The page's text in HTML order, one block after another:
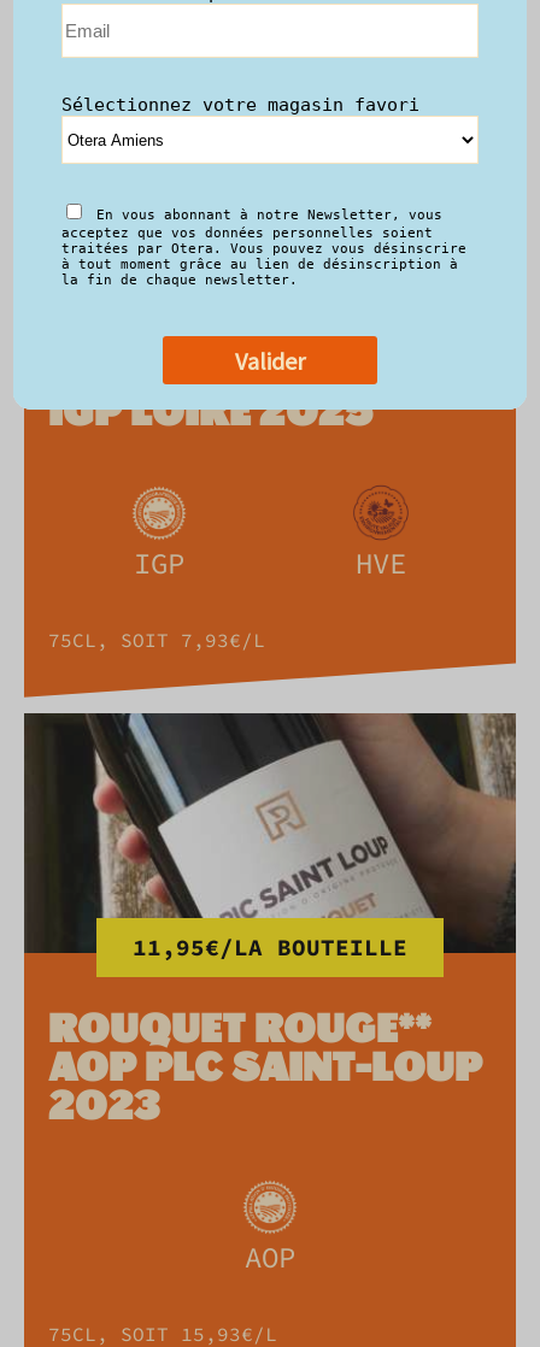
5,95€/LA BOUTEILLE
AMOUR DE
BAGATELLE** BLANC
IGP LOIRE 2025
IGP HVE
75CL, SOIT 7,93€/L
11,95€/LA BOUTEILLE
ROUQUET ROUGE**
AOP PLC SAINT-LOUP
2023
AOP
75CL, SOIT 15,93€/L